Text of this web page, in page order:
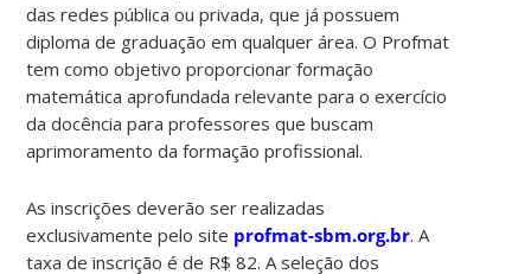
das redes pública ou privada, que já possuem
diploma de graduação em qualquer área. O Profmat
tem como objetivo proporcionar formação
matemática aprofundada relevante para o exercício
da docência para professores que buscam
aprimoramento da formação profissional.
As inscrições deverão ser realizadas
exclusivamente pelo site profmat-sbm.org.br. A
taxa de inscrição é de R$ 82. A seleção dos